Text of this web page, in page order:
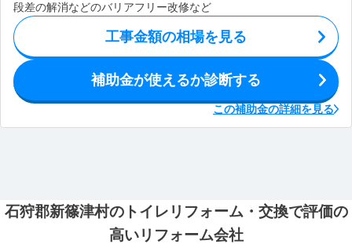
段差の解消などのバリアフリー改修など
工事金額の相場を見る
補助金が使えるか診断する
この補助金の詳細を見る
石狩郡新篠津村のトイレリフォーム・交換で評価の
高いリフォーム会社